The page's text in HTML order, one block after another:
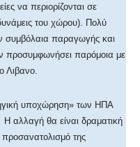
να περιορίζονται σε
του χώρου). Πολύ
συμβόλαια παραγωγής και
προσυμφωνήσει παρόμοια με
Λιβανο.
υποχώρηση» των ΗΠΑ
αλλαγή θα είναι δραματική
της